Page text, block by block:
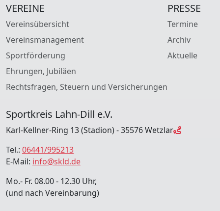
VEREINE
Vereinsübersicht
Vereinsmanagement
Sportförderung
Ehrungen, Jubiläen
Rechtsfragen, Steuern und Versicherungen
PRESSE
Termine
Archiv
Aktuelle
Sportkreis Lahn-Dill e.V.
Karl-Kellner-Ring 13 (Stadion) - 35576 Wetzlar
Tel.: 06441/995213
E-Mail: info@skld.de
Mo.- Fr. 08.00 - 12.30 Uhr,
(und nach Vereinbarung)